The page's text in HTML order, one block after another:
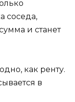
соседа,
и станет
как ренту.
в